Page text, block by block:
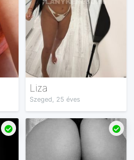
Liza
Szeged, 25 éves